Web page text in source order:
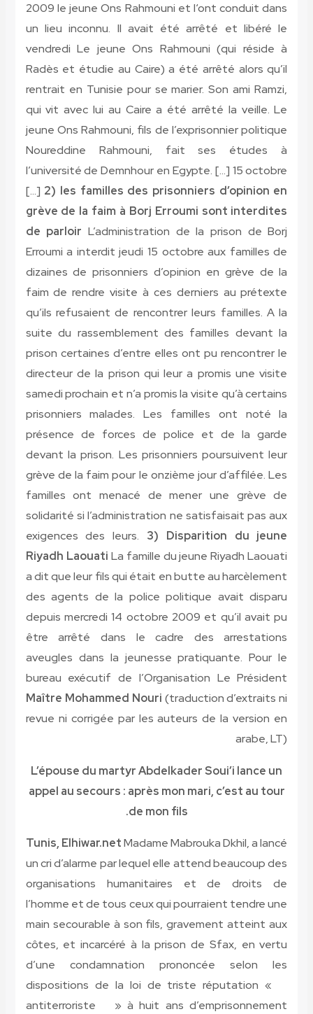
2009 le jeune Ons Rahmouni et l‘ont conduit dans
un lieu inconnu. Il avait été arrêté et libéré le
vendredi Le jeune Ons Rahmouni (qui réside à
Radès et étudie au Caire) a été arrêté alors qu’il
rentrait en Tunisie pour se marier. Son ami Ramzi,
qui vit avec lui au Caire a été arrêté la veille. Le
jeune Ons Rahmouni, fils de l’exprisonnier politique
Noureddine Rahmouni, fait ses études à
l’université de Demnhour en Egypte. […] 15 octobre
[…] 2) les familles des prisonniers d’opinion en
grève de la faim à Borj Erroumi sont interdites
de parloir L’administration de la prison de Borj
Erroumi a interdit jeudi 15 octobre aux familles de
dizaines de prisonniers d’opinion en grève de la
faim de rendre visite à ces derniers au prétexte
qu’ils refusaient de rencontrer leurs familles. A la
suite du rassemblement des familles devant la
prison certaines d’entre elles ont pu rencontrer le
directeur de la prison qui leur a promis une visite
samedi prochain et n’a promis la visite qu’à certains
prisonniers malades. Les familles ont noté la
présence de forces de police et de la garde
devant la prison. Les prisonniers poursuivent leur
grève de la faim pour le onzième jour d’affilée. Les
familles ont menacé de mener une grève de
solidarité si l’administration ne satisfaisait pas aux
exigences des leurs. 3) Disparition du jeune
Riyadh Laouati La famille du jeune Riyadh Laouati
a dit que leur fils qui était en butte au harcèlement
des agents de la police politique avait disparu
depuis mercredi 14 octobre 2009 et qu’il avait pu
être arrêté dans le cadre des arrestations
aveugles dans la jeunesse pratiquante. Pour le
bureau exécutif de l’Organisation Le Président
Maître Mohammed Nouri (traduction d’extraits ni
revue ni corrigée par les auteurs de la version en
arabe, LT)
L’épouse du martyr Abdelkader Soui’i lance un
appel au secours : après mon mari, c’est au tour
de mon fils.
Tunis, Elhiwar.netMadame Mabrouka Dkhil, a lancé
un cri d’alarme par lequel elle attend beaucoup des
organisations humanitaires et de droits de
l’homme et de tous ceux qui pourraient tendre une
main secourable à son fils, gravement atteint aux
côtes, et incarcéré à la prison de Sfax, en vertu
d’une condamnation prononcée selon les
dispositions de la loi de triste réputation «
antiterroriste » à huit ans d’emprisonnement